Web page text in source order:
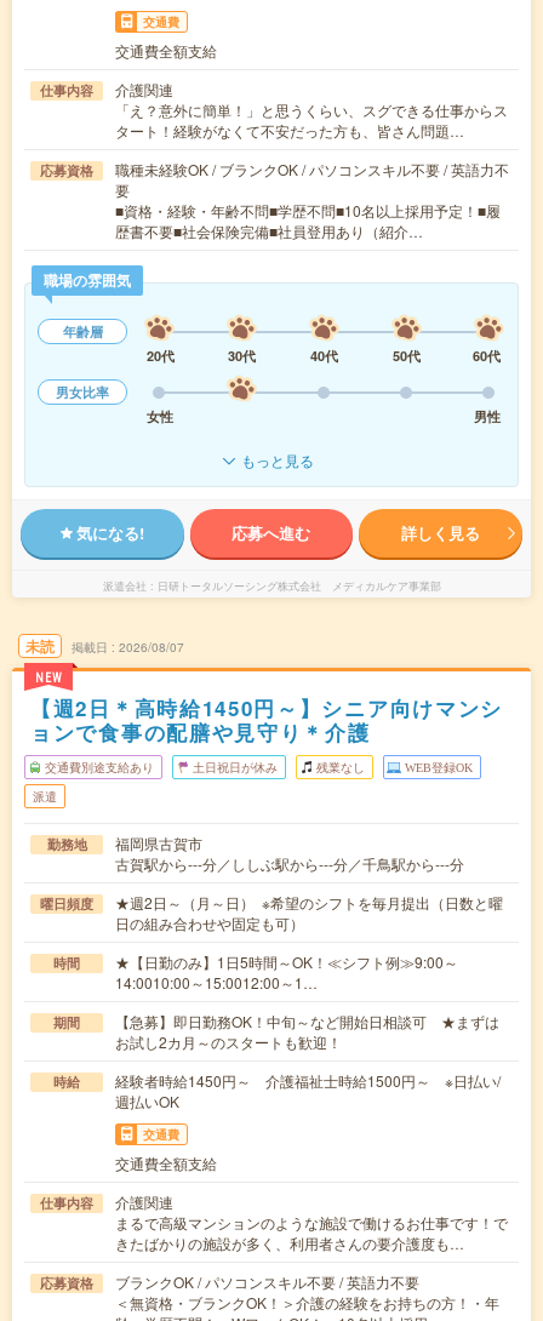
交通費
交通費全額支給
仕事内容
介護関連
「え？意外に簡単！」と思うくらい、スグできる仕事からス
タート！経験がなくて不安だった方も、皆さん問題…
応募資格
職種未経験OK / ブランクOK / パソコンスキル不要 / 英語力不
要
■資格・経験・年齢不問■学歴不問■10名以上採用予定！■履
歴書不要■社会保険完備■社員登用あり（紹介…
職場の雰囲気
年齢層
20代
30代 40代 50代
60代
男女比率
女性
男性
もっと見る
気になる! 応募へ進む 詳しく見る
派遣会社 日研トータルソーシング株式会社 メディカルケア事業部
未読
NEW
掲載日 2026/08/07
【週2日＊高時給1450円～】シニア向けマンシ
ョンで食事の配膳や見守り＊介護
交通費別途支給あり 土日祝日が休み 残業なし WEB登録OK
派遣
勤務地
福岡県古賀市
古賀駅から---分／ししぶ駅から---分／千鳥駅から---分
曜日頻度
★週2日～（月～日） ※希望のシフトを毎月提出（日数と曜
日の組み合わせや固定も可）
時間
★【日勤のみ】1日5時間～OK！≪シフト例≫9:00～
14:0010:00～15:0012:00～1…
期間
【急募】即日勤務OK！中旬～など開始日相談可 ★まずは
お試し2カ月～のスタートも歓迎！
時給
経験者時給1450円～ 介護福祉士時給1500円～ ※日払い/
週払いOK
交通費
交通費全額支給
仕事内容
介護関連
まるで高級マンションのような施設で働けるお仕事です！で
きたばかりの施設が多く、利用者さんの要介護度も…
応募資格
ブランクOK / パソコンスキル不要 / 英語力不要
＜無資格・ブランクOK！＞介護の経験をお持ちの方！・年